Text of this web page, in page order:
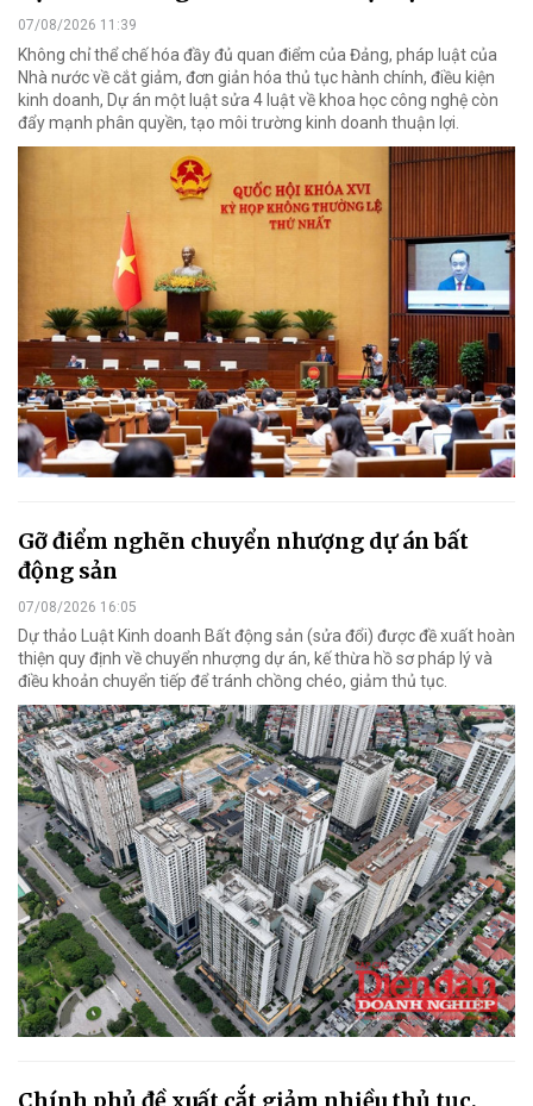
07/08/2026 11:39
Không chỉ thể chế hóa đầy đủ quan điểm của Đảng, pháp luật của
Nhà nước về cắt giảm, đơn giản hóa thủ tục hành chính, điều kiện
kinh doanh, Dự án một luật sửa 4 luật về khoa học công nghệ còn
đẩy mạnh phân quyền, tạo môi trường kinh doanh thuận lợi.
Gỡ điểm nghẽn chuyển nhượng dự án bất
động sản
07/08/2026 16:05
Dự thảo Luật Kinh doanh Bất động sản (sửa đổi) được đề xuất hoàn
thiện quy định về chuyển nhượng dự án, kế thừa hồ sơ pháp lý và
điều khoản chuyển tiếp để tránh chồng chéo, giảm thủ tục.